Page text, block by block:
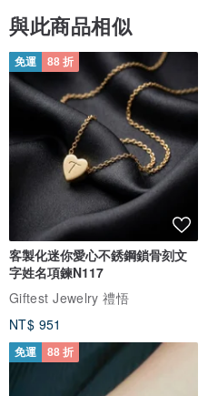
與此商品相似
免運 88 折
客製化迷你愛心不銹鋼鎖骨刻文
字姓名項鍊N117
Giftest Jewelry 禮悟
NT$ 951
免運 88 折